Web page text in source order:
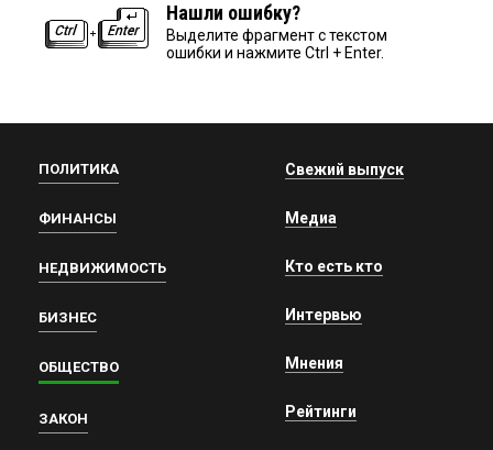
Нашли ошибку?
Выделите фрагмент с текстом
ошибки и нажмите Ctrl + Enter.
ПОЛИТИКА
ФИНАНСЫ
НЕДВИЖИМОСТЬ
БИЗНЕС
ОБЩЕСТВО
ЗАКОН
Свежий выпуск
Медиа
Кто есть кто
Интервью
Мнения
Рейтинги